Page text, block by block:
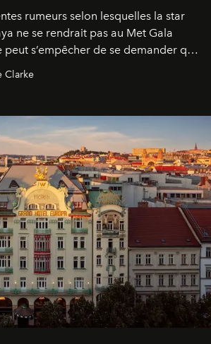
rumeurs selon lesquelles la star
ne se rendrait pas au Met Gala
peut s’empêcher de se demander qui
Clarke